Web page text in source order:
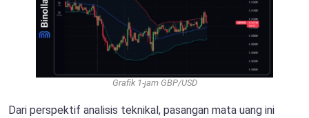
Grafik 1-jam GBP/USD
Dari perspektif analisis teknikal, pasangan mata uang ini